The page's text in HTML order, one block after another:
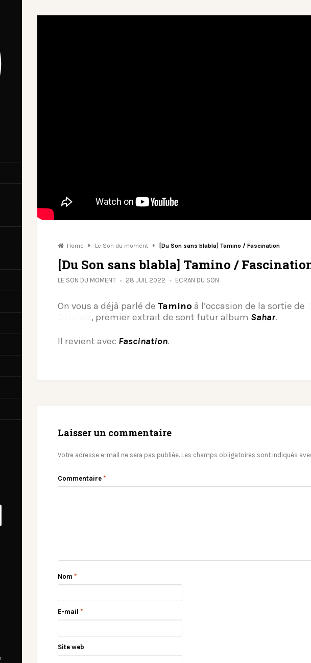
Home Le Son du moment [Du Son sans blabla] Tamino / Fascination
[Du Son sans blabla] Tamino /
LE SON DU MOMENT 28 JUIL 2022 ECRAN DU SON
On vous a déjà parlé de Tamino à l’occasion de la sortie de
, premier extrait de sont futur album Sahar.
Il revient avec Fascination.
Laisser un commentaire
Votre adresse e-mail ne sera pas publiée. Les champs obligatoires sont indiqués
Commentaire *
Nom *
E-mail *
Site web